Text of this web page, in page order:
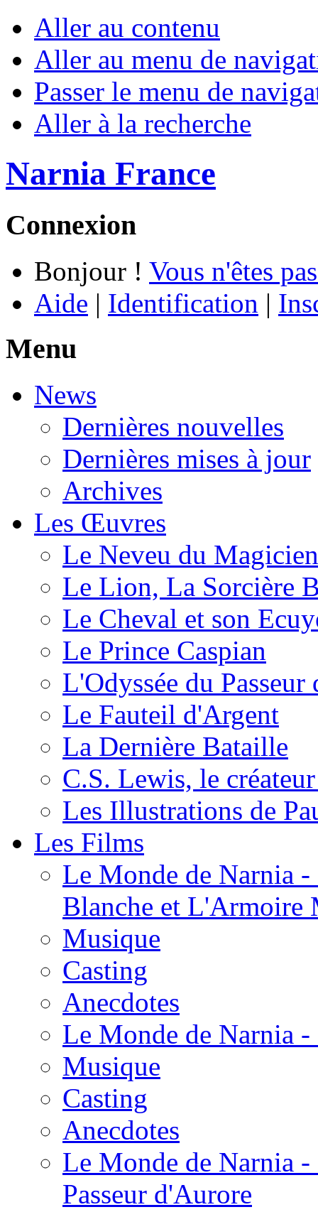
Aller au contenu
Aller au menu de
Passer le menu de
Aller à la recherche
Narnia France
Connexion
Bonjour ! Vous n'êtes
Aide | Identification |
Menu
News
Dernières nouvelles
Dernières mises à jour
Archives
Les Œuvres
Le Neveu du Magicien
Le Lion, La Sorcière
Le Cheval et son
Le Prince Caspian
L'Odyssée du
Le Fauteil d'Argent
La Dernière Bataille
C.S. Lewis, le
Les Illustrations de
Les Films
Le Monde de Narnia
Blanche et L'Armoire
Musique
Casting
Anecdotes
Le Monde de Narnia
Musique
Casting
Anecdotes
Le Monde de Narnia
Passeur d'Aurore